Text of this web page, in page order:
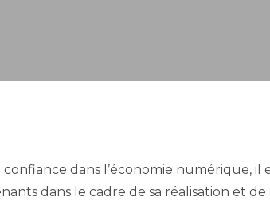
dans l’économie numérique, il
dans le cadre de sa réalisation et de